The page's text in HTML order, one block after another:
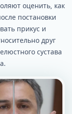
оценить, как
постановки
прикус и
друг
сустава